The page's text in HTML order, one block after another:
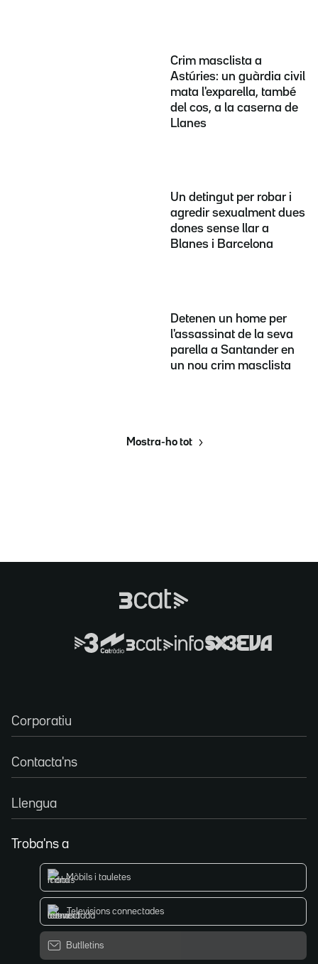
Crim masclista a
Astúries: un guàrdia civil
mata l'exparella, també
del cos, a la caserna de
Llanes
Un detingut per robar i
agredir sexualment dues
dones sense llar a
Blanes i Barcelona
Detenen un home per
l'assassinat de la seva
parella a Santander en
un nou crim masclista
Mostra-ho tot
Corporatiu
Contacta'ns
Llengua
Troba'ns a
Mòbils i tauletes
Televisions connectades
Butlletins